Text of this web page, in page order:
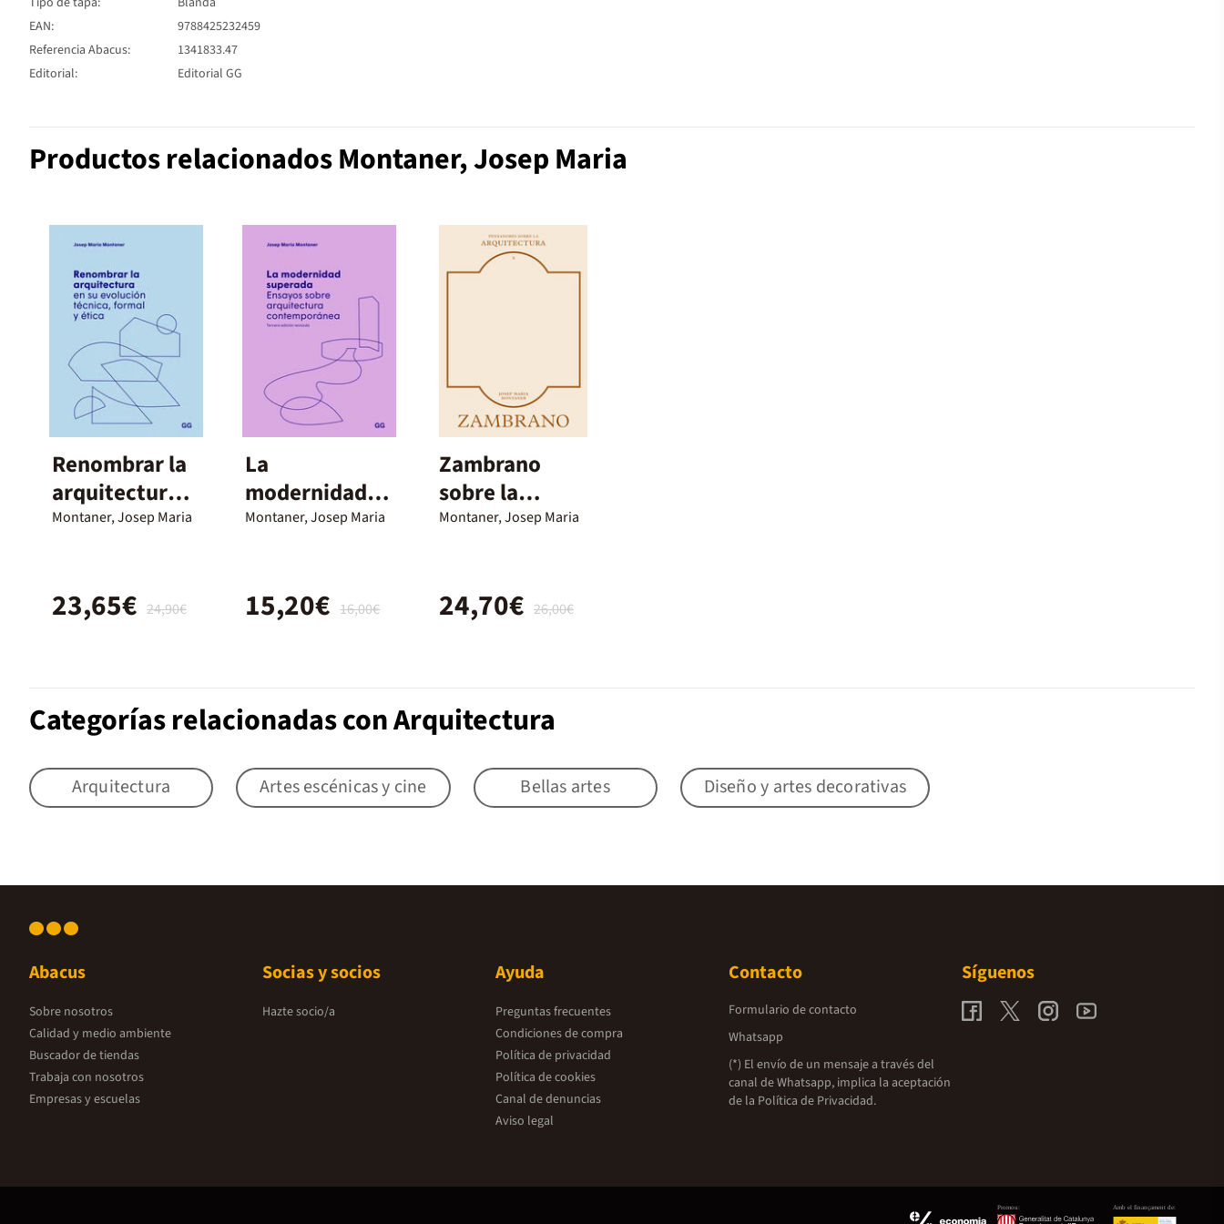
EAN:
9788425232459
Referencia Abacus:
1341833.47
Editorial:
Editorial GG
Productos relacionados Montaner, Josep Maria
Renombrar la
arquitectura
en su
formal y ética
Montaner, Josep Maria
24,90€
23,65€
La
modernidad
superada
Montaner, Josep Maria
16,00€
15,20€
Zambrano
sobre la
arquitectura
Montaner, Josep Maria
26,00€
24,70€
Categorías relacionadas con Arquitectura
Arquitectura Artes escénicas y cine Bellas artes Diseño y artes decorativas
Abacus
Sobre nosotros
Calidad y medio ambiente
Buscador de tiendas
Trabaja con nosotros
Empresas y escuelas
Socias y socios
Hazte socio/a
Ayuda
Preguntas frecuentes
Condiciones de compra
Política de privacidad
Política de cookies
Canal de denuncias
Aviso legal
Contacto
Formulario de contacto
Whatsapp
(*) El envío de un mensaje a través del
canal de Whatsapp, implica la aceptación
de la Política de Privacidad.
Síguenos
Promou: Amb el finançament de: